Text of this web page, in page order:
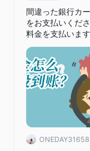
間違った銀行カ
をお支払いくだ
料金を支払いま
ONEDAY31658